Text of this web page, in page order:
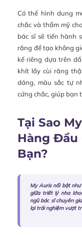
Có thể hình dung
chắc và thẩm mỹ
bác sĩ sẽ tiến hành
răng để tạo không
kế riêng dựa trên
khít lấy cùi răng
dáng, màu sắc tự
cứng chắc, giúp bạn
Tại Sao
Hàng Đầu
Bạn?
My Auris nổi bật
giữa triết lý nha
ngũ bác sĩ chuyên
lại trải nghiệm vượt